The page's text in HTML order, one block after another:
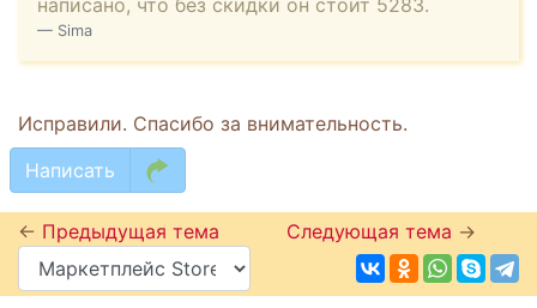
написано, что без скидки он стоит 5283.
Sima
Исправили. Спасибо за внимательность.
Написать
← Предыдущая тема Следующая тема →